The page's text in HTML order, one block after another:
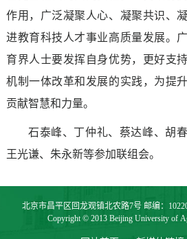
作用，广泛凝聚人心、凝聚共识、
进教育科技人才事业高质量发展。
育界人士要发挥自身优势，更好支
机制一体改革和发展的实践，为提
贡献智慧和力量。
石泰峰、丁仲礼、蔡达峰、胡
王光谦、朱永新等参加联组会。
北京市昌平区回龙观镇北农路7号 邮编：
Copyright © 2013 Beijing University of